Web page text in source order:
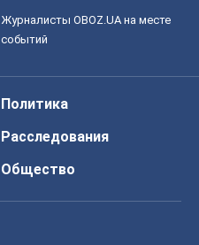
Журналисты OBOZ.UA на месте
событий
Политика
Расследования
Общество